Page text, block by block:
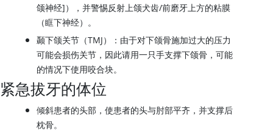
颌神经]），并警惕反射上颌犬齿/前磨牙上方的粘膜
（眶下神经）。
颞下颌关节（TMJ）：由于对下颌骨施加过大的压力
可能会损伤关节，因此请用一只手支撑下颌骨，可能
的情况下使用咬合块。
紧急拔牙的体位
倾斜患者的头部，使患者的头与肘部平齐，并支撑后
枕骨。